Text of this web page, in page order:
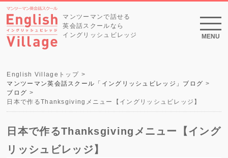
マンツーマンで話せる
英会話スクールなら
イングリッシュビレッジ
MENU
English Villageトップ
マンツーマン英会話スクール「イングリッシュビレッジ」ブログ
ブログ
日本で作るThanksgivingメニュー【イングリッシュビレッジ】
日本で作るThanksgivingメニュー【イング
リッシュビレッジ】